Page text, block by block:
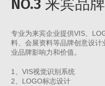
NO.3 来宾品
专业为来宾企业提供VIS、
料、会展资料等品牌创意设
业品牌影响力和价值。
1、VIS视觉识别系统
2、LOGO标志设计